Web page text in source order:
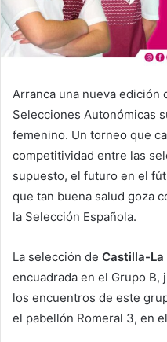
Arranca una nueva edición
Selecciones Autonómicas
femenino. Un torneo que
competitividad entre las
supuesto, el futuro en el
que tan buena salud goza
la Selección Española.
La selección de Castilla-La
encuadrada en el Grupo B,
los encuentros de este
el pabellón Romeral 3, en